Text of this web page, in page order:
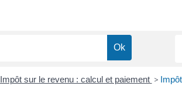
Impôt sur le revenu : calcul et paiement >